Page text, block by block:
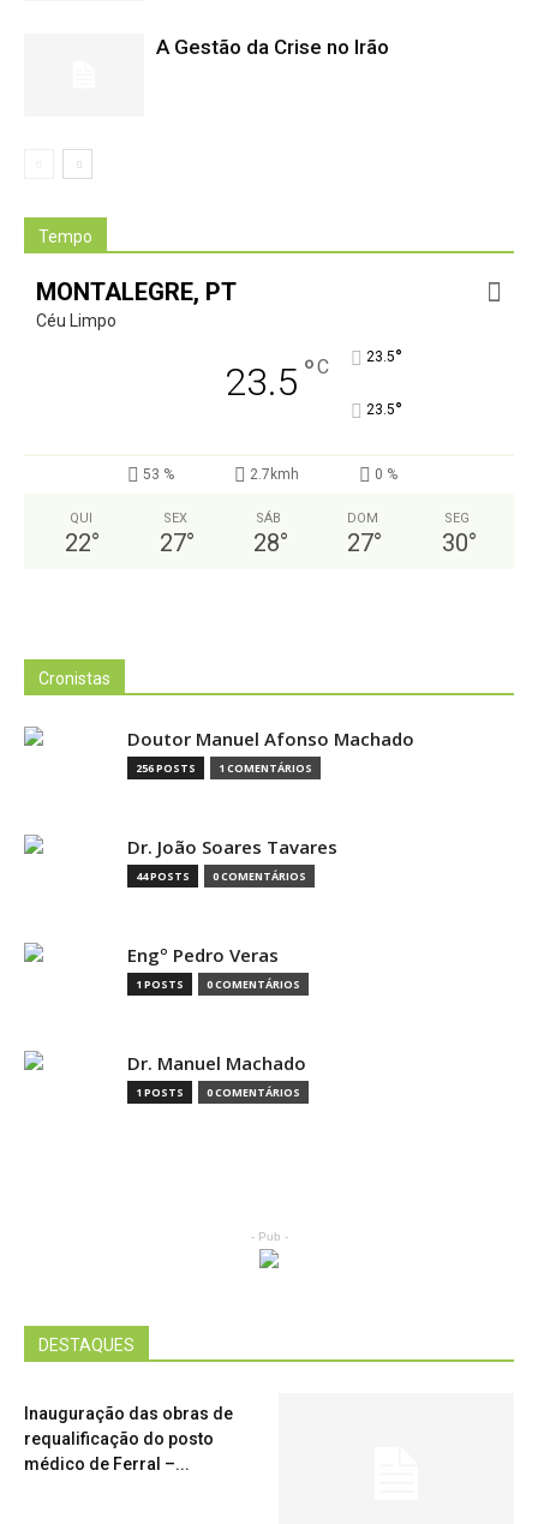
A Gestão da Crise no Irão
Tempo
MONTALEGRE, PT
Céu Limpo
23.5 °C 23.5°
23.5°
53 % 2.7kmh 0 %
QUI
22°
SEX
27°
SÁB
28°
DOM
27°
SEG
30°
Cronistas
Doutor Manuel Afonso Machado
256 POSTS 1 COMENTÁRIOS
Dr. João Soares Tavares
44 POSTS 0 COMENTÁRIOS
Engº Pedro Veras
1 POSTS 0 COMENTÁRIOS
Dr. Manuel Machado
1 POSTS 0 COMENTÁRIOS
- Pub -
DESTAQUES
Inauguração das obras de
requalificação do posto
médico de Ferral –...